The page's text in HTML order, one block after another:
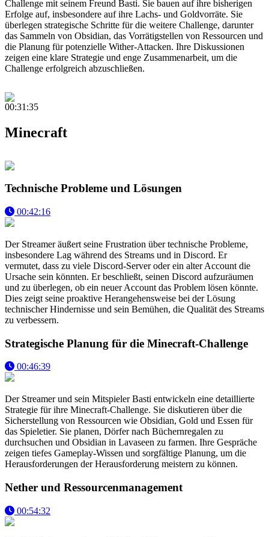
Challenge mit seinem Freund Basti. Sie bauen auf ihre bisherigen
Erfolge auf, insbesondere auf ihre Lachs- und Goldvorräte. Sie
überlegen strategische Schritte für die weitere Challenge, darunter
das Sammeln von Obsidian, das Vorrätigstellen von Ressourcen und
die Planung für potenzielle Wither-Attacken. Ihre Diskussionen
zeigen eine klare Strategie und enge Zusammenarbeit, um die
Challenge erfolgreich abzuschließen.
00:31:35
Minecraft
Technische Probleme und Lösungen
00:42:16
Der Streamer äußert seine Frustration über technische Probleme,
insbesondere Lag während des Streams und in Discord. Er
vermutet, dass zu viele Discord-Server oder ein alter Account die
Ursache sein könnten. Er beschließt, seinen Discord aufzuräumen
und zu überlegen, ob ein neuer Account das Problem lösen könnte.
Dies zeigt seine proaktive Herangehensweise bei der Lösung
technischer Hindernisse und sein Bemühen, die Qualität des Streams
zu verbessern.
Strategische Planung für die Minecraft-Challenge
00:46:39
Der Streamer und sein Mitspieler Basti entwickeln eine detaillierte
Strategie für ihre Minecraft-Challenge. Sie diskutieren über die
Sicherstellung von Ressourcen wie Obsidian, Gold und Essen für
das Spieletier. Sie planen, Dörfer nach Büchernregalen zu
durchsuchen und Obsidian in Lavaseen zu farmen. Ihre Gespräche
zeigen tiefes Gameplay-Wissen und sorgfältige Planung, um die
Herausforderungen der Herausforderung meistern zu können.
Nether und Ressourcenmanagement
00:54:32